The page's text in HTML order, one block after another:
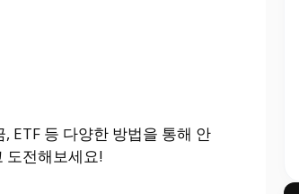
ETF 등 다양한 방법을 통해 안
도전해보세요!